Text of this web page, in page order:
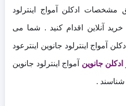
مشخصات ادکلن آمواج اینترلود
خرید آنلاین اقدام کنید . شما می
آمواج اینترلود جانوین اینترعود
ادکلن جانوین آمواج اینترلود جانوین
شناسند .